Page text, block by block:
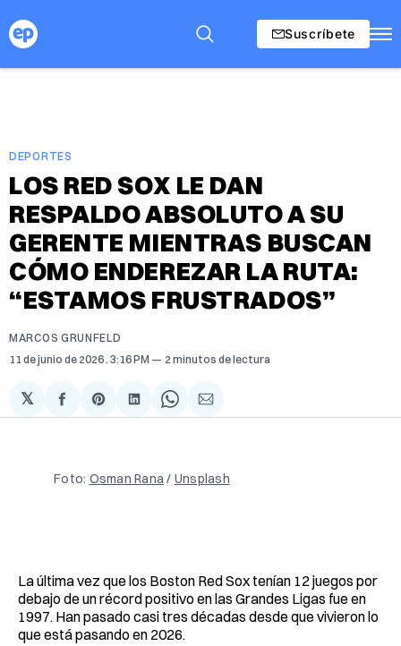
Suscríbete
DEPORTES
LOS RED SOX LE DAN
RESPALDO ABSOLUTO A SU
GERENTE MIENTRAS BUSCAN
CÓMO ENDEREZAR LA RUTA:
“ESTAMOS FRUSTRADOS”
MARCOS GRUNFELD
11 de junio de 2026 . 3:16 PM 2 minutos de lectura
𝕏
Compartir
en
Share
on
Compartir
en
Share
on
Compartir
via
Foto: Osman Rana / Unsplash
La última vez que los Boston Red Sox tenían 12 juegos por
debajo de un récord positivo en las Grandes Ligas fue en
1997. Han pasado casi tres décadas desde que vivieron lo
que está pasando en 2026.